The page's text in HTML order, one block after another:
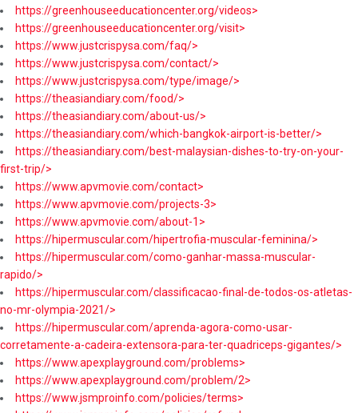
https://greenhouseeducationcenter.org/videos>
https://greenhouseeducationcenter.org/visit>
https://www.justcrispysa.com/faq/>
https://www.justcrispysa.com/contact/>
https://www.justcrispysa.com/type/image/>
https://theasiandiary.com/food/>
https://theasiandiary.com/about-us/>
https://theasiandiary.com/which-bangkok-airport-is-better/>
https://theasiandiary.com/best-malaysian-dishes-to-try-on-your-
first-trip/>
https://www.apvmovie.com/contact>
https://www.apvmovie.com/projects-3>
https://www.apvmovie.com/about-1>
https://hipermuscular.com/hipertrofia-muscular-feminina/>
https://hipermuscular.com/como-ganhar-massa-muscular-
rapido/>
https://hipermuscular.com/classificacao-final-de-todos-os-atletas-
no-mr-olympia-2021/>
https://hipermuscular.com/aprenda-agora-como-usar-
corretamente-a-cadeira-extensora-para-ter-quadriceps-gigantes/>
https://www.apexplayground.com/problems>
https://www.apexplayground.com/problem/2>
https://www.jsmproinfo.com/policies/terms>